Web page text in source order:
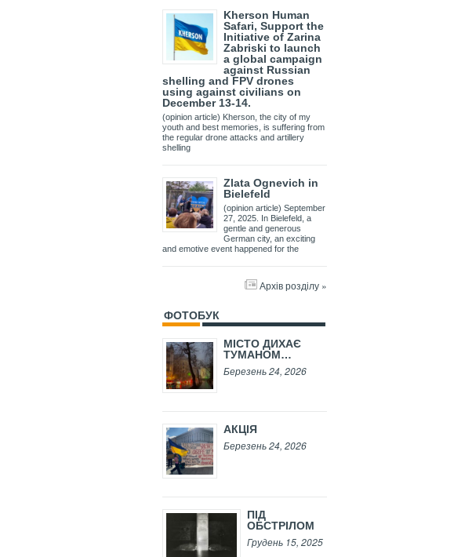
Kherson Human
Safari, Support the
Initiative of Zarina
Zabriski to launch
a global campaign
against Russian
shelling and FPV drones
using against civilians on
December 13-14.
(opinion article) Kherson, the city of my
youth and best memories, is suffering from
the regular drone attacks and artillery
shelling
Zlata Ognevich in
Bielefeld
(opinion article) September
27, 2025. In Bielefeld, a
gentle and generous
German city, an exciting
and emotive event happened for the
Архів розділу »
ФОТОБУК
МІСТО ДИХАЄ
ТУМАНОМ…
Березень 24, 2026
АКЦІЯ
Березень 24, 2026
ПІД
ОБСТРІЛОМ
Грудень 15, 2025